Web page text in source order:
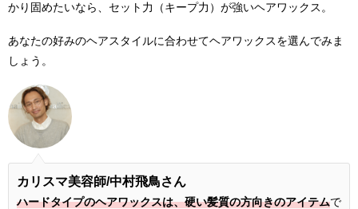
かり固めたいなら、セット力（キープ力）が強いヘアワックス。
あなたの好みのヘアスタイルに合わせてヘアワックスを選んでみま
しょう。
カリスマ美容師/中村飛鳥さん
ハードタイプのヘアワックスは、硬い髪質の方向きのアイテムで